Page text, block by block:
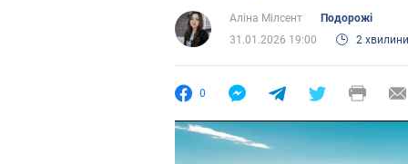
Аліна Мілсент
Подорожі
31.01.2026 19:00
2 хвилини
0